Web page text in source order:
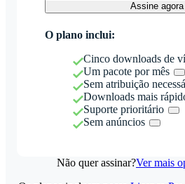
Assine agora
O plano inclui:
Cinco downloads de
Um pacote por mês
Sem atribuição
Downloads mais
Suporte prioritário
Sem anúncios
Não quer assinar?Ver mais